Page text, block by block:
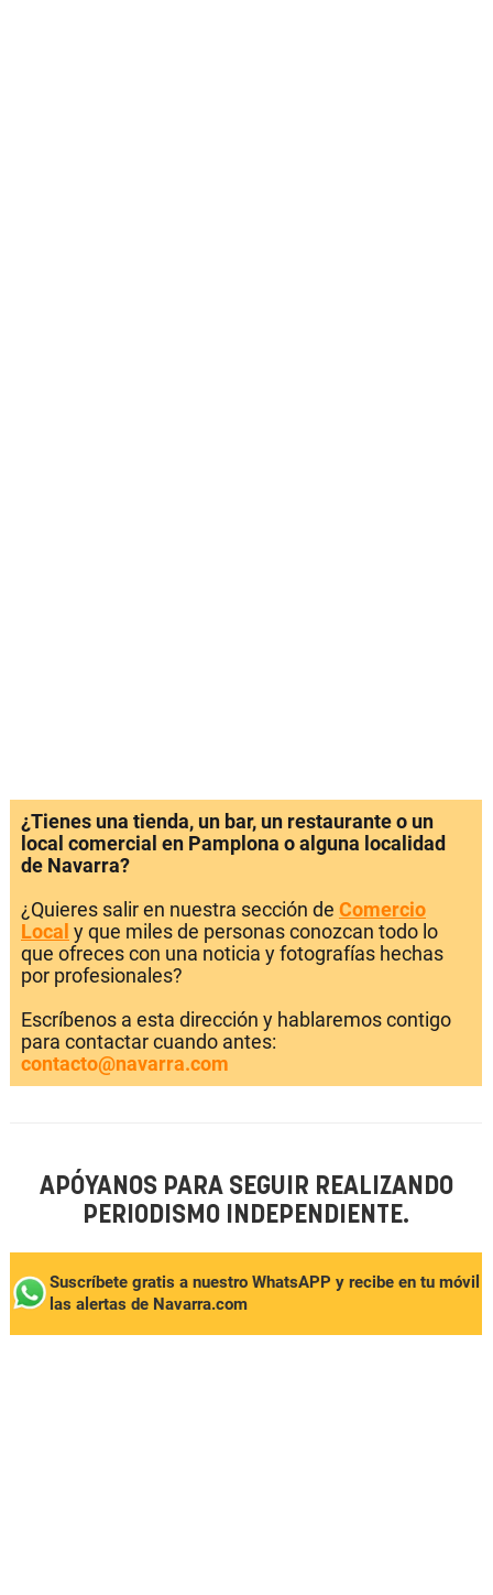
¿Tienes una tienda, un bar, un restaurante o un
local comercial en Pamplona o alguna localidad
de Navarra?
¿Quieres salir en nuestra sección de Comercio
Local y que miles de personas conozcan todo lo
que ofreces con una noticia y fotografías hechas
por profesionales?
Escríbenos a esta dirección y hablaremos contigo
para contactar cuando antes:
contacto@navarra.com
APÓYANOS PARA SEGUIR REALIZANDO
PERIODISMO INDEPENDIENTE.
Suscríbete gratis a nuestro WhatsAPP y recibe en tu móvil
las alertas de Navarra.com